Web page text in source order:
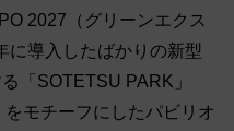
2027（グリーンエクス
に導入したばかりの新型
「SOTETSU PARK」
モチーフにしたパビリオ